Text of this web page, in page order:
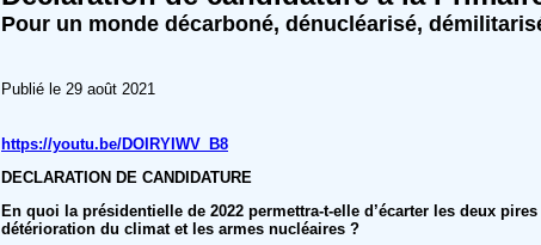
Pour un monde décarboné, dénucléarisé,
Publié le 29 août 2021
https://youtu.be/DOIRYIWV_B8
DECLARATION DE CANDIDATURE
En quoi la présidentielle de 2022 permettra-t-elle d’écarter les deux
détérioration du climat et les armes nucléaires ?